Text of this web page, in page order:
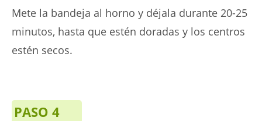
Mete la bandeja al horno y déjala durante 20-25
minutos, hasta que estén doradas y los centros
estén secos.
PASO 4